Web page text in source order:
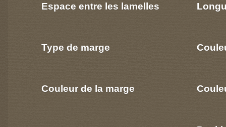
Espace entre les lamelles
Type de marge
Couleur de la marge